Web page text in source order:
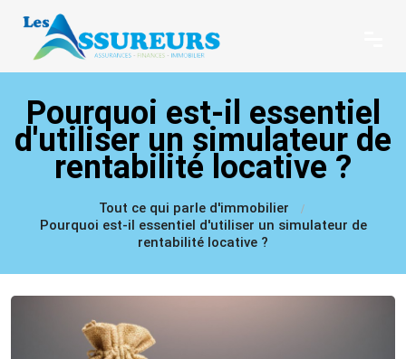
Pourquoi est-il essentiel
d'utiliser un simulateur de
rentabilité locative ?
Tout ce qui parle d'immobilier
Pourquoi est-il essentiel d'utiliser un simulateur de
rentabilité locative ?